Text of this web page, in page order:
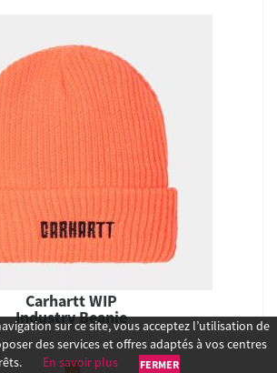
Carhartt WIP
Industry Beanie
sur ce site, vous acceptez l’utilisation de
des services et offres adaptés à vos centres
En savoir plus FERMER